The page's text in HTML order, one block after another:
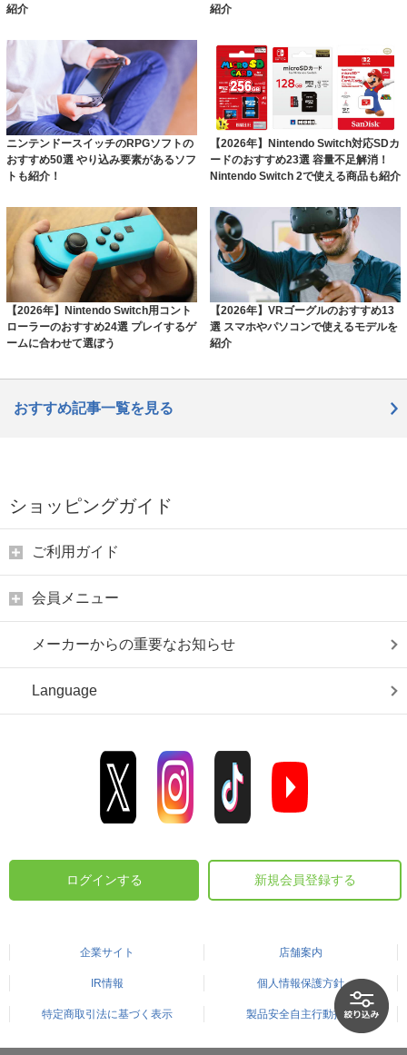
紹介
紹介
ニンテンドースイッチのRPGソフトの
おすすめ50選 やり込み要素があるソフ
トも紹介！
【2026年】Nintendo Switch対応SDカ
ードのおすすめ23選 容量不足解消！
Nintendo Switch 2で使える商品も紹介
【2026年】Nintendo Switch用コント
ローラーのおすすめ24選 プレイするゲ
ームに合わせて選ぼう
【2026年】VRゴーグルのおすすめ13
選 スマホやパソコンで使えるモデルを
紹介
おすすめ記事一覧を見る
ショッピングガイド
ご利用ガイド
会員メニュー
メーカーからの重要なお知らせ
Language
ログインする 新規会員登録する
企業サイト 店舗案内
IR情報 個人情報保護方針
特定商取引法に基づく表示 製品安全自主行動指針